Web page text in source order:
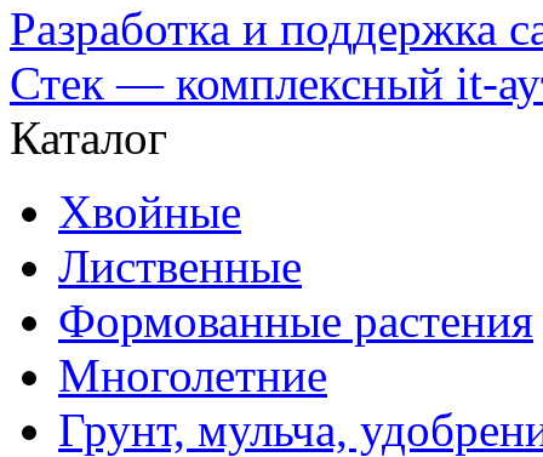
Разработка и поддержка
Стек — комплексный it-
Каталог
Хвойные
Лиственные
Формованные растения
Многолетние
Грунт, мульча,